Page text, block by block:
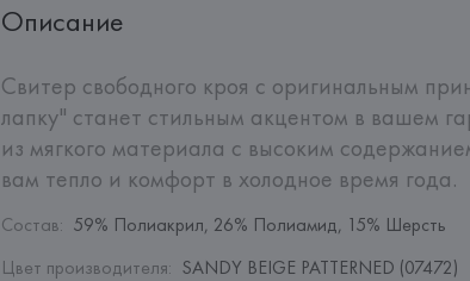
Описание
Свитер свободного кроя с оригинальным
лапку" станет стильным акцентом в вашем
из мягкого материала с высоким
вам тепло и комфорт в холодное время года.
Состав: 59% Полиакрил, 26% Полиамид, 15% Шерсть
Цвет производителя: SANDY BEIGE PATTERNED (07472)